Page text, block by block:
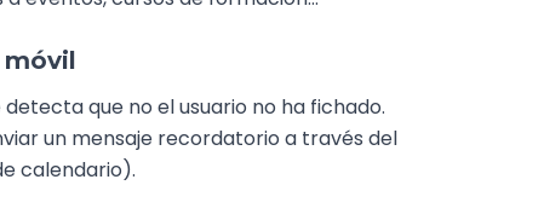
móvil
que no el usuario no ha fichado.
un mensaje recordatorio a través del
calendario).